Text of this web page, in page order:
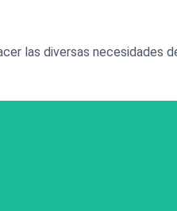
las diversas necesidades